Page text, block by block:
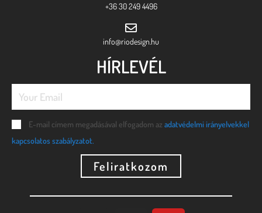
+36 30 249 4496
info@riodesign.hu
HÍRLEVÉL
E-mail címem megadásával elfogadom az adatvédelmi irányelvekkel
kapcsolatos szabályzatot.
Feliratkozom